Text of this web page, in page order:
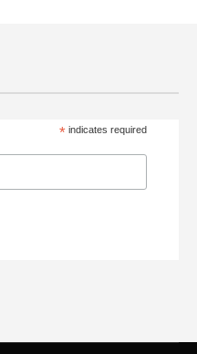
* indicates required